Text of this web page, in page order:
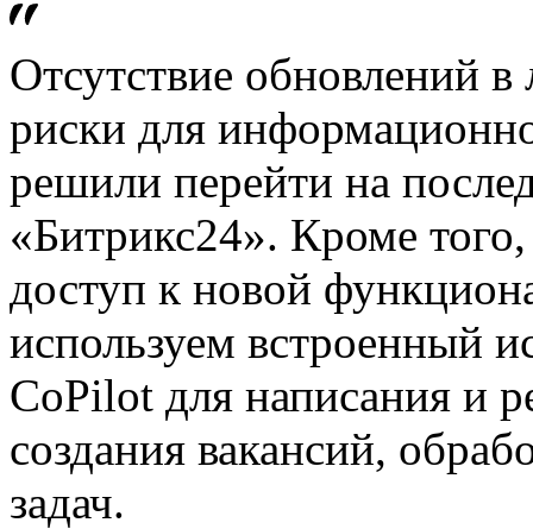
Отсутствие обновлений
риски для
решили перейти на
«Битрикс24». Кроме
доступ к новой
используем встроенный
CoPilot для написания и
создания вакансий,
задач.